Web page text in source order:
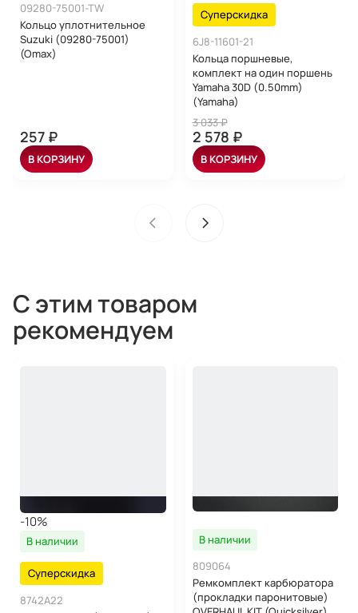
09280-75001-TW
Кольцо уплотнительное
Suzuki (09280-75001)
(Omax)
257 ₽
В КОРЗИНУ
Суперскидка
6J8-11601-21
Кольца поршневые,
комплект на один поршень
Yamaha 30D (0.50mm)
(Yamaha)
3 033 ₽
2 578 ₽
В КОРЗИНУ
С этим товаром
рекомендуем
-10%
В наличии
Суперскидка
8742A22
В наличии
809064
Ремкомплект карбюратора
(прокладки паронитовые)